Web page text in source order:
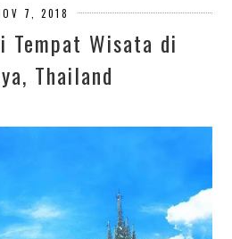
7, 2018
Tempat Wisata di
Thailand